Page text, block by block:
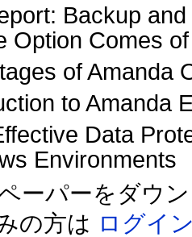
Backup
Option Comes
of Amanda
to Amanda
Data
Environments
ーパーをダウ
の方は ログイ